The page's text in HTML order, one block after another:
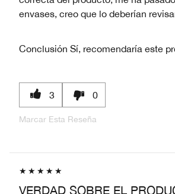
envases, creo que lo deberían
Conclusión Sí, recomendaría este
3 0
Marcar Esta Reseña
VERDAD SOBRE EL